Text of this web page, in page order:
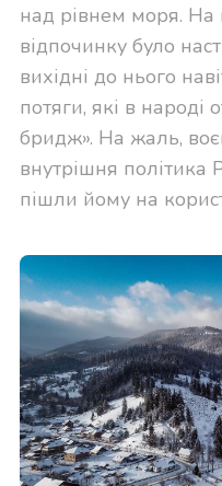
над рівнем моря. На
відпочинку було
вихідні до нього
потяги, які в
бридж». На жаль,
внутрішня політика
пішли йому на